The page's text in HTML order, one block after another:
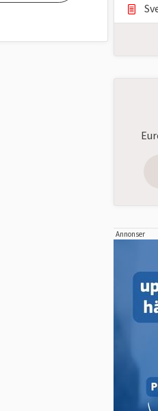
Annonser